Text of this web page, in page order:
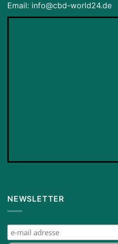
Email: info@cbd-world24.de
NEWSLETTER